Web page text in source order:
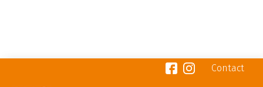
Contact